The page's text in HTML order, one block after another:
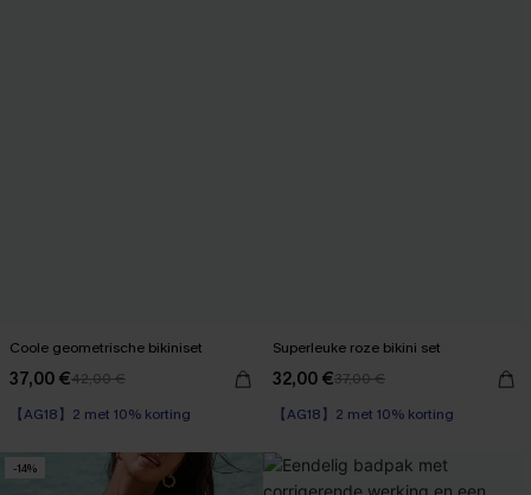
Coole geometrische bikiniset
37,00 €42,00 €
【AG18】2 met 10% korting
Superleuke roze bikini set
32,00 €37,00 €
【AG18】2 met 10% korting
-14%